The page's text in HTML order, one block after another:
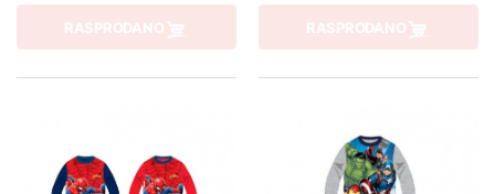
RASPRODANO RASPRODANO